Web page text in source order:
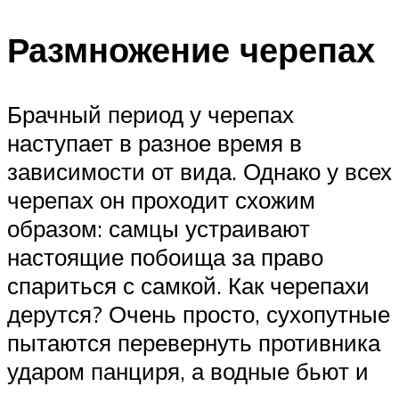
Размножение черепах
Брачный период у черепах
наступает в разное время в
зависимости от вида. Однако у всех
черепах он проходит схожим
образом: самцы устраивают
настоящие побоища за право
спариться с самкой. Как черепахи
дерутся? Очень просто, сухопутные
пытаются перевернуть противника
ударом панциря, а водные бьют и